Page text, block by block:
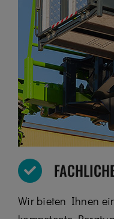
Wir bieten Ihnen